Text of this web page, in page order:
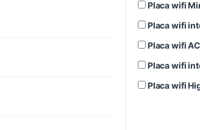
Placa wifi
Placa wifi
Placa wifi
Placa wifi
Placa wifi